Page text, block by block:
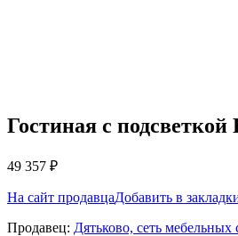
Гостиная с
49 357 ₽
На сайт продавцаДобавить в
Продавец: Дятьково, сеть мебельных